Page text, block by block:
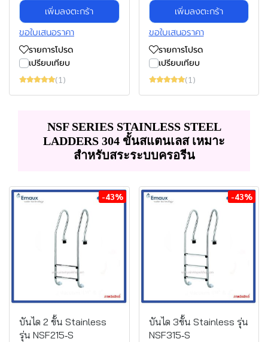
เพิ่มลงตะกร้า
ขอใบเสนอราคา
รายการโปรด
เปรียบเทียบ
(1)
เพิ่มลงตะกร้า
ขอใบเสนอราคา
รายการโปรด
เปรียบเทียบ
(1)
NSF SERIES STAINLESS STEEL
LADDERS 304 ขั้นสแตนเลส เหมาะ
สำหรับสระระบบครอรีน
-43%
บันได 2 ขั้น Stainless
รุ่น NSF215‐S
-43%
บันได 3ขั้น Stainless รุ่น
NSF315‐S